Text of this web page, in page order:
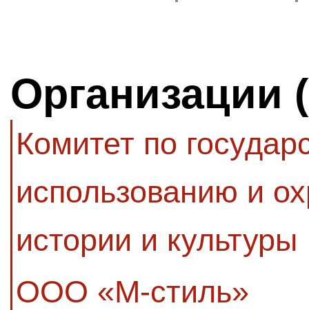
Организации
Комитет по
использованию и
истории и культуры
ООО «М-стиль»